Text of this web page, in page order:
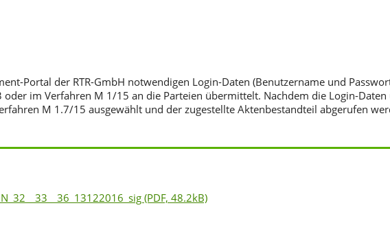
Portal der RTR-GmbH notwendigen Login-Daten (Benutzername und
oder im Verfahren M 1/15 an die Parteien übermittelt. Nachdem die Login-Daten
M 1.7/15 ausgewählt und der zugestellte Aktenbestandteil abgerufen
(PDF, 48.2kB)